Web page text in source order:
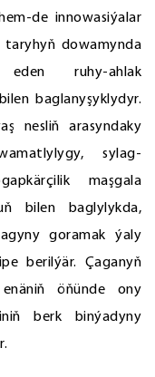
de innowasiýalar
taryhyň dowamynda
ruhy-ahlak
baglanyşyklydyr.
nesliň arasyndaky
sylag-
maşgala
bilen baglylykda,
goramak ýaly
berilýär. Çaganyň
öňünde ony
berk binýadyny